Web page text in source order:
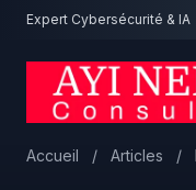
Aller au contenu
Expert Cybersécurité & IA
Accueil / Articles /
Un projet